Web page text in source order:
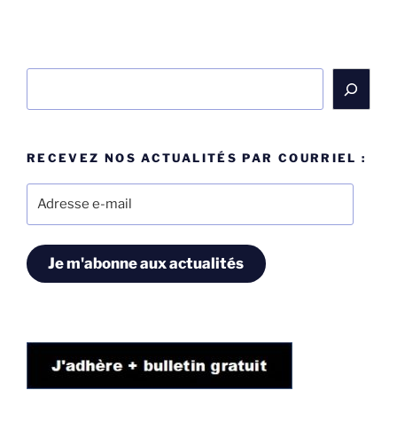
RECEVEZ NOS ACTUALITÉS PAR COURRIEL :
Je m'abonne aux actualités